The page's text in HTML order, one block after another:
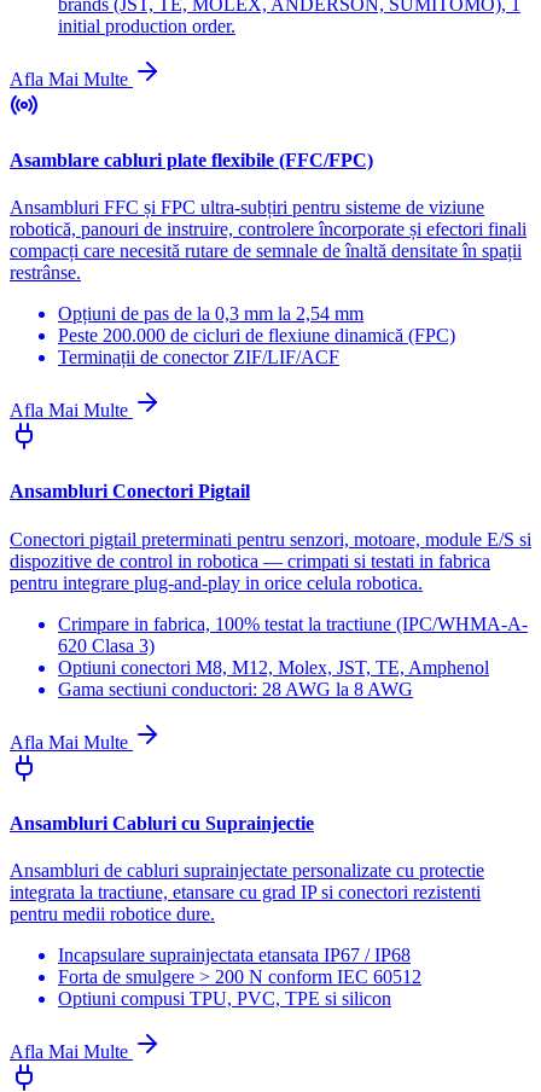
initial production order.
Afla Mai Multe
Asamblare cabluri plate flexibile (FFC/FPC)
Ansambluri FFC și FPC ultra-subțiri pentru sisteme de viziune
robotică, panouri de instruire, controlere încorporate și efectori finali
compacți care necesită rutare de semnale de înaltă densitate în spații
restrânse.
Opțiuni de pas de la 0,3 mm la 2,54 mm
Peste 200.000 de cicluri de flexiune dinamică (FPC)
Terminații de conector ZIF/LIF/ACF
Afla Mai Multe
Ansambluri Conectori Pigtail
Conectori pigtail preterminati pentru senzori, motoare, module E/S si
dispozitive de control in robotica — crimpati si testati in fabrica
pentru integrare plug-and-play in orice celula robotica.
Crimpare in fabrica, 100% testat la tractiune (IPC/WHMA-A-
620 Clasa 3)
Optiuni conectori M8, M12, Molex, JST, TE, Amphenol
Gama sectiuni conductori: 28 AWG la 8 AWG
Afla Mai Multe
Ansambluri Cabluri cu Suprainjectie
Ansambluri de cabluri suprainjectate personalizate cu protectie
integrata la tractiune, etansare cu grad IP si conectori rezistenti
pentru medii robotice dure.
Incapsulare suprainjectata etansata IP67 / IP68
Forta de smulgere > 200 N conform IEC 60512
Optiuni compusi TPU, PVC, TPE si silicon
Afla Mai Multe